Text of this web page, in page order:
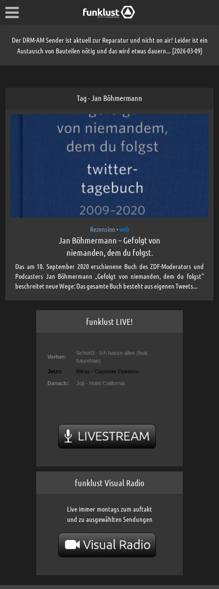
Der DRM-AM Sender ist aktuell zur Reparatur und nicht on air! Leider ist ein
Austausch von Bauteilen nötig und das wird etwas dauern... [2026-03-09]
Tag - Jan Böhmermann
Rezension•web
Jan Böhmermann – Gefolgt von
niemanden, dem du folgst.
Das am 10. September 2020 erschienene Buch des ZDF-Moderators und
Podcasters Jan Böhmermann „Gefolgt von niemanden, dem du folgst“
beschreitet neue Wege: Das gesamte Buch besteht aus eigenen Tweets...
funklust LIVE!
funklust Visual Radio
Live immer montags zum auftakt
und zu ausgewählten Sendungen